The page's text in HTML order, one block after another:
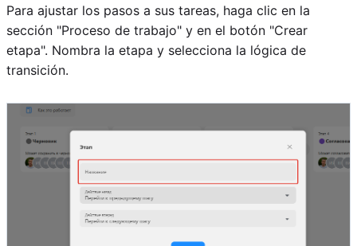
Para ajustar los pasos a sus tareas, haga clic en la
sección "Proceso de trabajo" y en el botón "Crear
etapa". Nombra la etapa y selecciona la lógica de
transición.